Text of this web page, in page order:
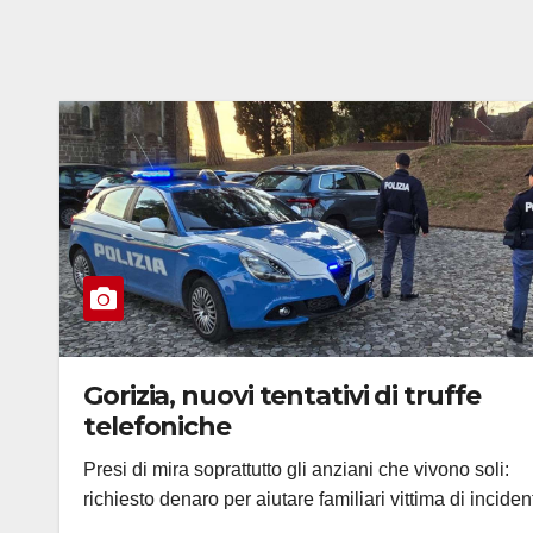
Gorizia, nuovi tentativi di truffe
telefoniche
Presi di mira soprattutto gli anziani che vivono soli:
richiesto denaro per aiutare familiari vittima di